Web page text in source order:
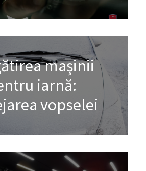
mașinii
iarnă:
vopselei